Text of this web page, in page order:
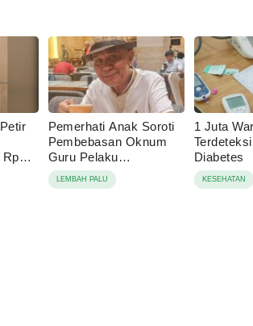
Pemerhati Anak Soroti
Pembebasan Oknum
Guru Pelaku
Pencabulan, Desak
Proses Hukum
LEMBAH PALU
1 Juta
Diabetes
KESEHATAN